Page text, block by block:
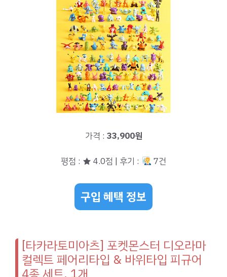
가격 : 33,900원
평점 : ★ 4.0점 | 후기 : 7건
구입 혜택 정보
[타카라토미아츠] 포켓몬스터 디오라마
컬렉트 페어리타입 & 바위타입 피규어